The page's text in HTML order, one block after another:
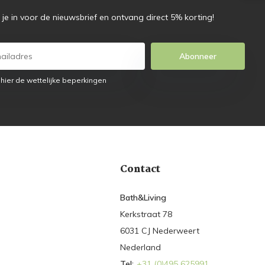
je in voor de nieuwsbrief en ontvang direct 5% korting!
Abonneer
de wettelijke beperkingen
Contact
Bath&Living
Kerkstraat 78
6031 CJ Nederweert
Nederland